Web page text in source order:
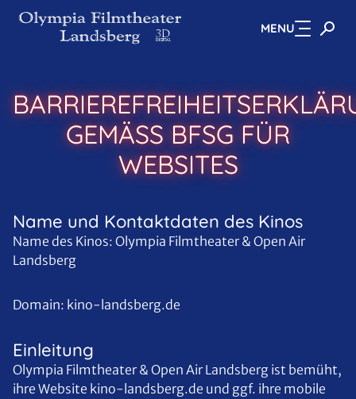
Zum Hauptinhalt springen MENU
GEMÄSS BFSG FÜR W
EBSITES
Name und Kontaktdaten des Kinos
Name des Kinos: Olympia Filmtheater & Open Air
Landsberg
Domain: kino-landsberg.de
Einleitung
Olympia Filmtheater & Open Air Landsberg ist bemüht,
ihre Website kino-landsberg.de und ggf. ihre mobile